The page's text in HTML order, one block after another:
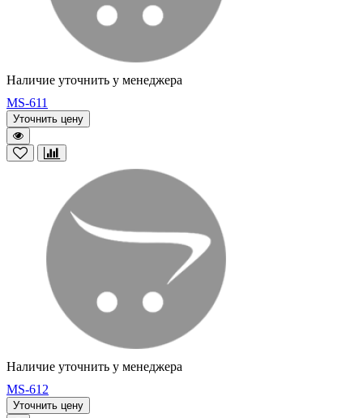
Наличие уточнить у менеджера
MS-611
Уточнить цену
Наличие уточнить у менеджера
MS-612
Уточнить цену